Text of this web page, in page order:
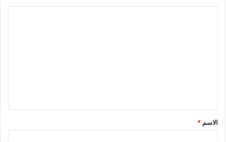
*
الاسم *